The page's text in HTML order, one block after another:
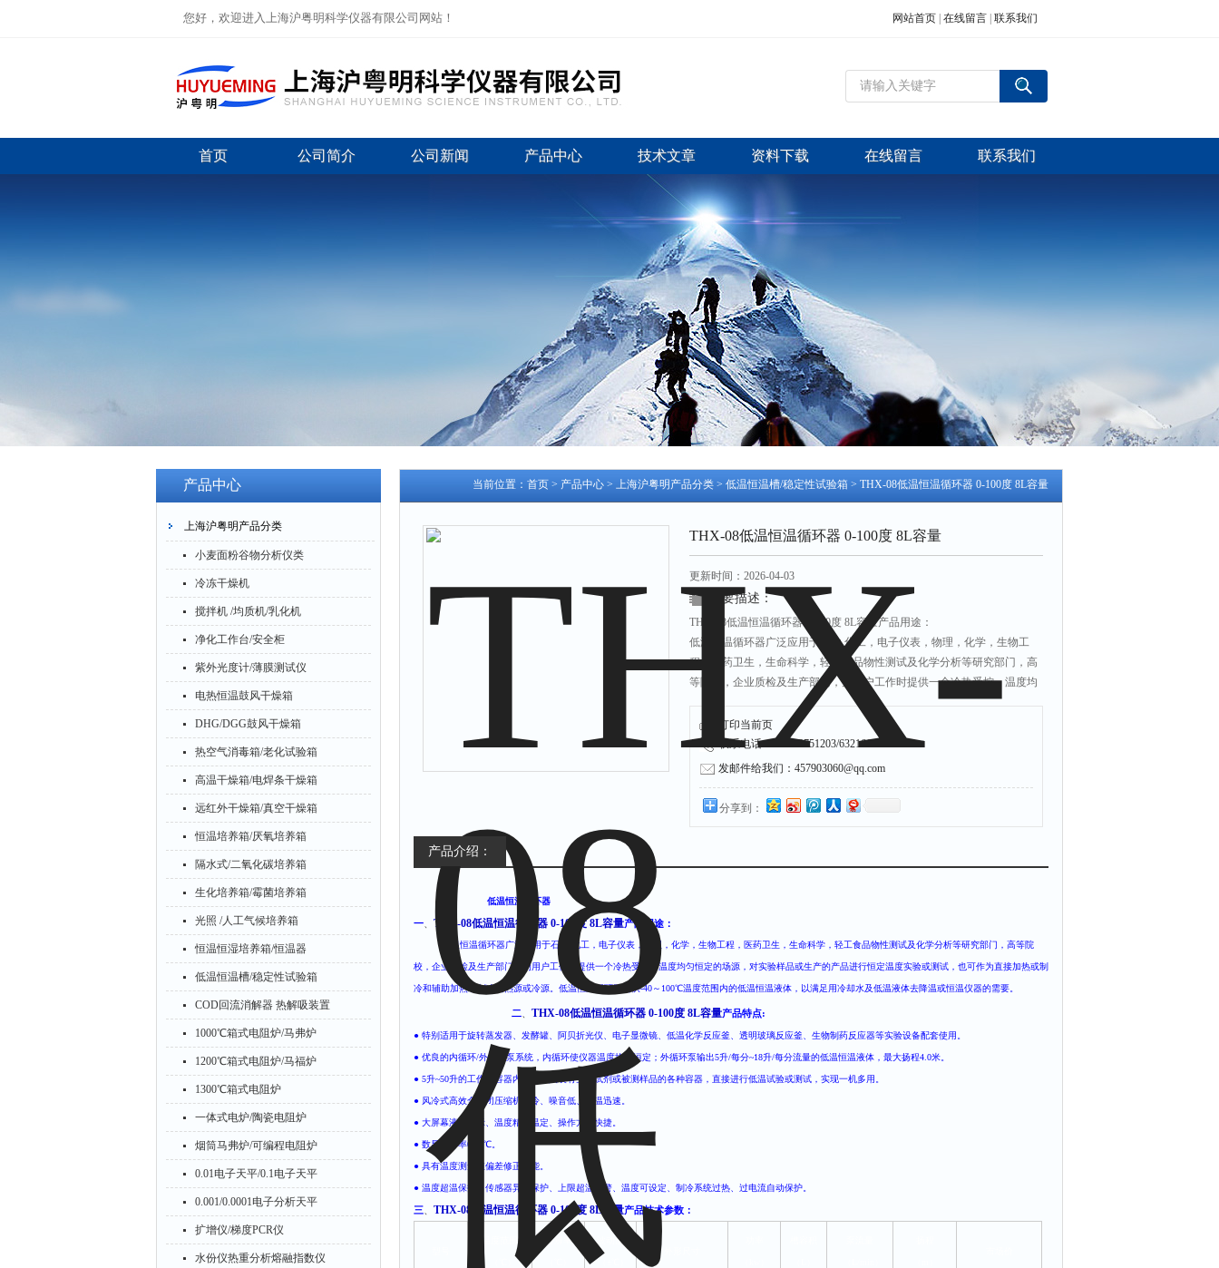
您好，欢迎进入上海沪粤明科学仪器有限公司网站！ 网站首页 在线留言 联系我们
首页 公司简介 公司新闻 产品中心 技术文章 资料下载 在线留言 联系我们
产品中心
上海沪粤明产品分类
小麦面粉谷物分析仪类
冷冻干燥机
搅拌机 /均质机/乳化机
净化工作台/安全柜
紫外光度计/薄膜测试仪
电热恒温鼓风干燥箱
DHG/DGG鼓风干燥箱
热空气消毒箱/老化试验箱
高温干燥箱/电焊条干燥箱
远红外干燥箱/真空干燥箱
恒温培养箱/厌氧培养箱
隔水式/二氧化碳培养箱
生化培养箱/霉菌培养箱
光照 /人工气候培养箱
恒温恒湿培养箱/恒温器
低温恒温槽/稳定性试验箱
COD回流消解器 热解吸装置
1000℃箱式电阻炉/马弗炉
1200℃箱式电阻炉/马福炉
1300℃箱式电阻炉
一体式电炉/陶瓷电阻炉
烟筒马弗炉/可编程电阻炉
0.01电子天平/0.1电子天平
0.001/0.0001电子分析天平
扩增仪/梯度PCR仪
水份仪热重分析熔融指数仪
当前位置： 首页 > 产品中心 > 上海沪粤明产品分类 > 低温恒温槽/稳定性试验箱 > THX-08低温恒温循环器 0-100度 8L容量
THX-08低温恒温循环器 0-100度 8L容量
更新时间：2026-04-03
简要描述：
THX-08低温恒温循环器 0-100度 8L容量产品用途：
低温恒温循环器广泛应用于石油.化工，电子仪表，物理，化学，生物工
程，医药卫生，生命科学，轻工食品物性测试及化学分析等研究部门，高
等院校，企业质检及生产部门，为用户工作时提供一个冷热受控，温度均
匀恒定的场源，对实验样品或生产的产品进行恒定温度实验或测试，也可
作为直接加热或制冷和辅助加热或制冷的热源或冷源。低温恒温循环器提
供-40～100
打印当前页
联系电话：021-53751203/63216650
发邮件给我们：457903060@qq.com
分享到：
产品介绍：
低温恒温循环器
一 THX-08低温恒温循环器 0-100度 8L容量产品用途：
低温恒温循环器广泛应用于石油.化工，电子仪表，物理，化学，生物工程，医药卫生，生命科学，轻工食品物性测试及化学分析等研究部门，高等院
校，企业质检及生产部门，为用户工作时提供一个冷热受控，温度均匀恒定的场源，对实验样品或生产的产品进行恒定温度实验或测试，也可作为直接加热或制
冷和辅助加热或制冷的热源或冷源。 低温恒温循环器提供-40～100℃温度范围内的低温恒温液体，以满足用冷却水及低温液体去降温或恒温仪器的需要。
二 THX-08低温恒温循环器 0-100度 8L容量产品特点:
● 特别适用于旋转蒸发器、发酵罐、阿贝折光仪、电子显微镜、低温化学反应釜、透明玻璃反应釜、生物制药反应器等实验设备配套使用。
● 优良的内循环/外循环泵系统，内循环使仪器温度均匀恒定；外循环泵输出5升/每分~18升/每分流量的低温恒温液体，最大扬程4.0米。
● 5升~50升的工作槽容器内还可放入装有生化试剂或被测样品的各种容器，直接进行低温试验或测试，实现一机多用。
● 风冷式高效全封闭压缩机制冷、噪音低、降温迅速。
● 大屏幕液晶显示、温度精确温定、操作方便快捷。
● 数显分辨率0.01℃。
● 具有温度测量值偏差修正功能。
● 温度超温保护、传感器异常保护、上限超温报警、温度可设定、制冷系统过热、过电流自动保护。
三 THX-08低温恒温循环器 0-100度 8L容量产品技术参数：
（℃）
分辨率 波动度
（±℃）